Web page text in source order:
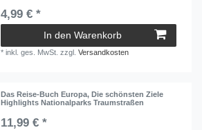
4,99 € *
In den Warenkorb
*inkl. ges. MwSt. zzgl.Versandkosten
Das Reise-Buch Europa, Die schönsten Ziele
Highlights Nationalparks Traumstraßen
11,99 € *